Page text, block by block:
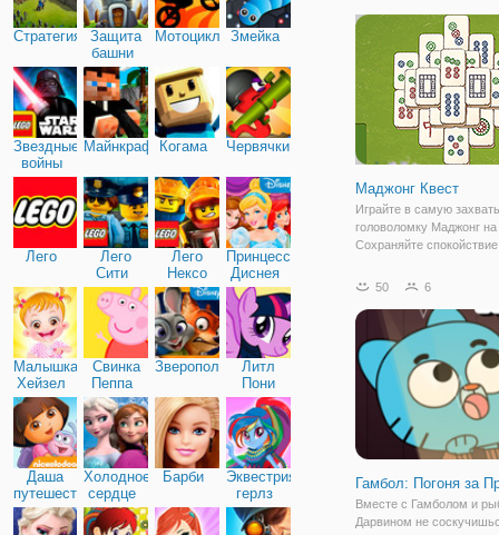
Стратегия
Защита
башни
МотоциклыЗмейка
Звездные
войны
МайнкрафтКогама Червячки
Лего
Лего
Сити
Лего
Нексо
Найтс
Принцессы
Диснея
Малышка
Хейзел
Свинка
Пеппа
Зверополис
Литл
Пони
Дружба
Даша
путешественница
Холодное
сердце
Барби
Эквестрия
герлз
домино. Не возможно
просто
Маджонг Квест
Играйте в самую
головоломку Маджонг
Сохраняйте
вы будете дорожить,
открытых плиток одного
50 6
Гамбол: Погоня за
Вместе с Гамболом и
Дарвином не